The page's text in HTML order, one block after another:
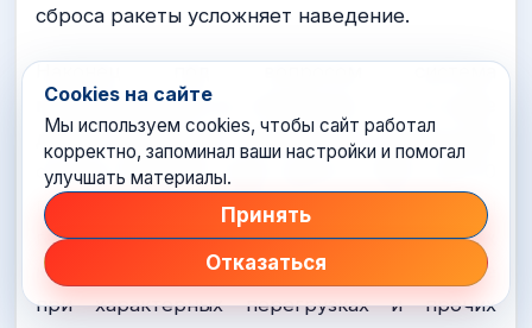
сброса ракеты усложняет наведение.
маневрирования на гиперзвуке, что по идее
должно обеспечить неуязвимость ракеты для
систем ПВО/ПРО. Ещё опыты с УББ в 60-70
годы показали сложность и крыльев, и
газодинамических двигателей, способных
корректировать полёт тела на гиперзвуке
при характерных перегрузках и прочих
Cookies на сайте
Мы используем cookies, чтобы сайт работал
корректно, запоминал ваши настройки и помогал
улучшать материалы.
Принять
Отказаться